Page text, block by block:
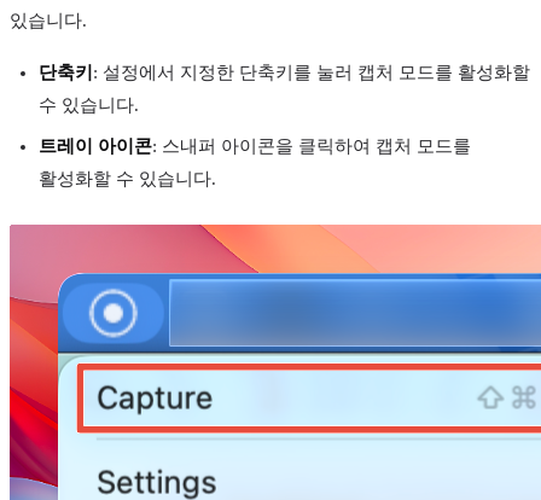
있습니다.
단축키 : 설정에서 지정한 단축키를 눌러 캡처 모드를 활성화할
수 있습니다.
트레이 아이콘: 스내퍼 아이콘을 클릭하여 캡처 모드를
활성화할 수 있습니다.